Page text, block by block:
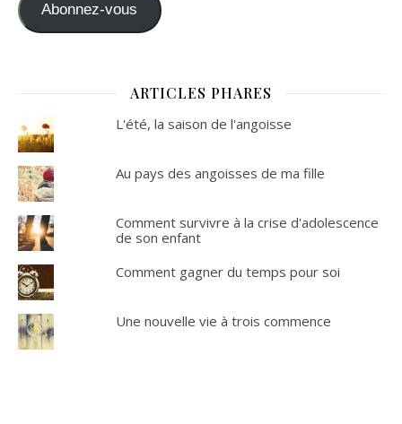
Abonnez-vous
ARTICLES PHARES
L'été, la saison de l'angoisse
Au pays des angoisses de ma fille
Comment survivre à la crise d'adolescence
de son enfant
Comment gagner du temps pour soi
Une nouvelle vie à trois commence